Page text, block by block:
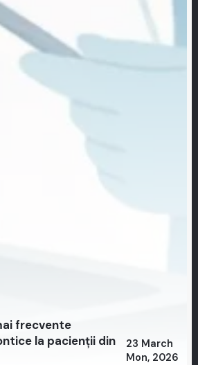
frecvente
la pacienții din
23 March
Mon, 2026